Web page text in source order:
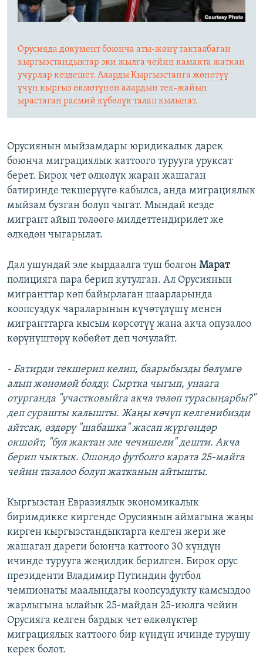
Орусияда документ боюнча аты-жөнү такталбаган
кыргызстандыктар эки жылга чейин камакта жаткан
учурлар кездешет. Аларды Кыргызстанга жөнөтүү
үчүн кыргыз өкмөтүнөн алардын тек-жайын
ырастаган расмий күбөлүк талап кылынат.
Орусиянын мыйзамдары юридикалык дарек
боюнча миграциялык каттоого турууга уруксат
берет. Бирок чет өлкөлүк жаран жашаган
батиринде текшерүүгө кабылса, анда миграциялык
мыйзам бузган болуп чыгат. Мындай кезде
мигрант айып төлөөгө милдеттендирилет же
өлкөдөн чыгарылат.
Дал ушундай эле кырдаалга туш болгон Марат
полицияга пара берип кутулган. Ал Орусиянын
мигранттар көп байырлаган шаарларында
коопсуздук чараларынын күчөтүлүшү менен
мигранттарга кысым көрсөтүү жана акча опузалоо
көрүнүштөрү көбөйөт деп чочулайт.
- Батирди текшерип келип, баарыбызды бөлүмгө
алып жөнөмөй болду. Сыртка чыгып, унаага
отурганда "участковыйга акча төлөп турасыңарбы?"
деп сурашты калышты. Жаңы көчүп келгенибизди
айтсак, өздөрү "шабашка" жасап жүргөндөр
окшойт, "бул жактан эле чечишели" дешти. Акча
берип чыктык. Ошондо футболго карата 25-майга
чейин тазалоо болуп жатканын айтышты.
Кыргызстан Евразиялык экономикалык
биримдикке киргенде Орусиянын аймагына жаңы
кирген кыргызстандыктарга келген жери же
жашаган дареги боюнча каттоого 30 күндүн
ичинде турууга жеңилдик берилген. Бирок орус
президенти Владимир Путиндин футбол
чемпионаты маалындагы коопсуздукту камсыздоо
жарлыгына ылайык 25-майдан 25-июлга чейин
Орусияга келген бардык чет өлкөлүктөр
миграциялык каттоого бир күндүн ичинде турушу
керек болот.